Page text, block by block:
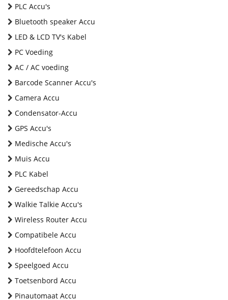
PLC Accu's
Bluetooth speaker Accu
LED & LCD TV's Kabel
PC Voeding
AC / AC voeding
Barcode Scanner Accu's
Camera Accu
Condensator-Accu
GPS Accu's
Medische Accu's
Muis Accu
PLC Kabel
Gereedschap Accu
Walkie Talkie Accu's
Wireless Router Accu
Compatibele Accu
Hoofdtelefoon Accu
Speelgoed Accu
Toetsenbord Accu
Pinautomaat Accu